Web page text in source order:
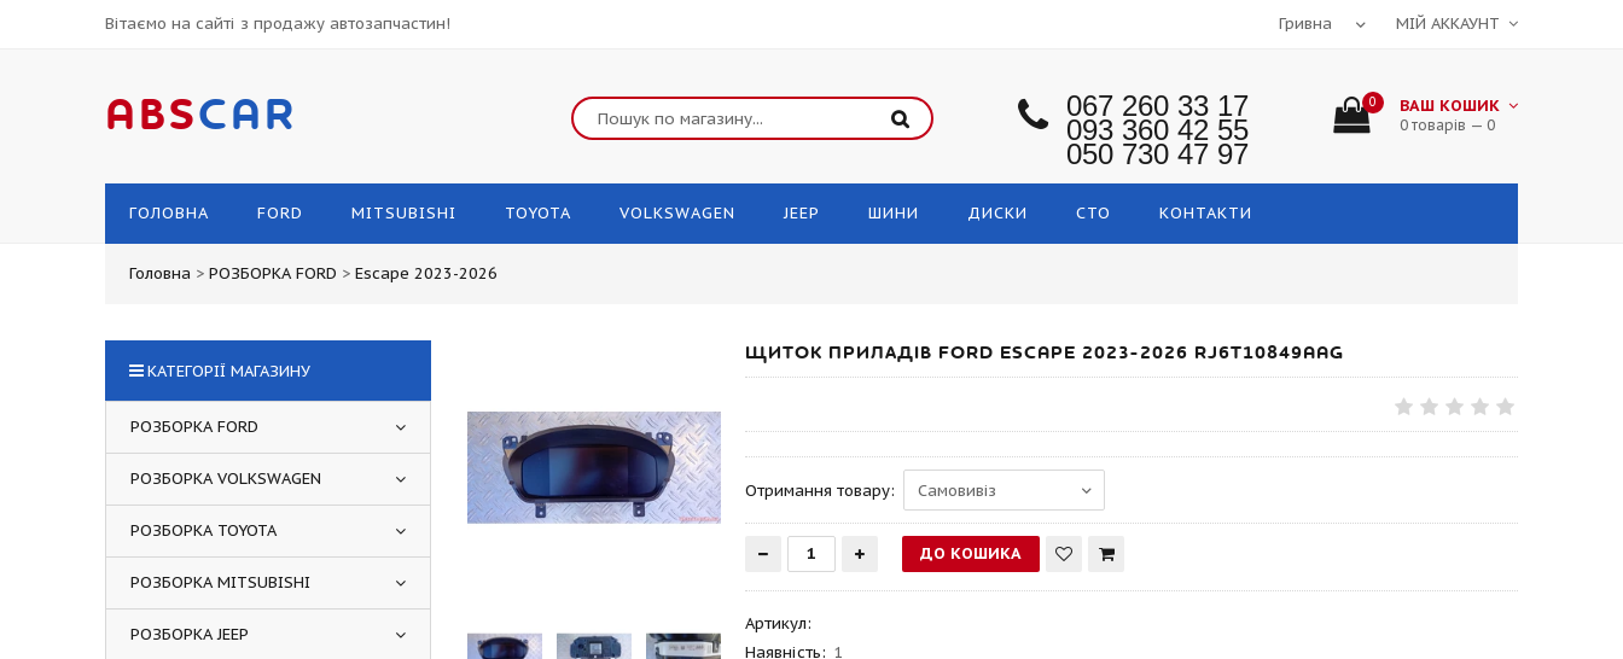
Вітаємо на сайті з продажу автозапчастин! МІЙ АККАУНТ
ABSCAR 067 260 33 17
093 360 42 55
050 730 47 97
0 ВАШ КОШИК
0 товарів — 0
ГОЛОВНА FORD MITSUBISHI TOYOTA VOLKSWAGEN JEEP ШИНИ ДИСКИ СТО КОНТАКТИ
Головна > РОЗБОРКА FORD > Escape 2023-2026
ЩИТОК ПРИЛАДІВ FORD ESCAPE 2023-2026 RJ6T10849AAG
Отримання товару:
Артикул:
Наявність: 1
КАТЕГОРІЇ МАГАЗИНУ
РОЗБОРКА FORD
РОЗБОРКА VOLKSWAGEN
РОЗБОРКА TOYOTA
РОЗБОРКА MITSUBISHI
РОЗБОРКА JEEP